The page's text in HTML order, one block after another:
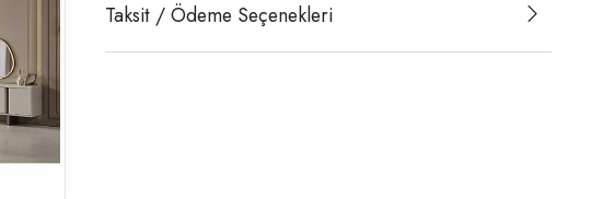
Taksit / Ödeme Seçenekleri